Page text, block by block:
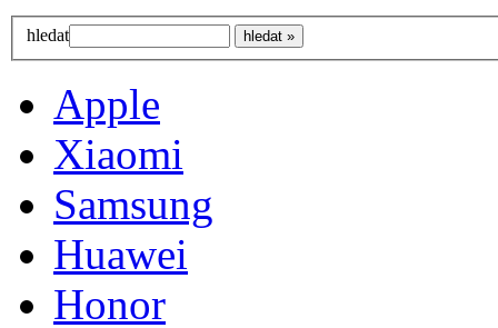
hledat
Apple
Xiaomi
Samsung
Huawei
Honor